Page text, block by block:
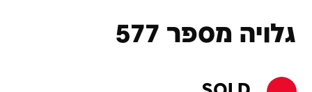
גלויה מספר 577